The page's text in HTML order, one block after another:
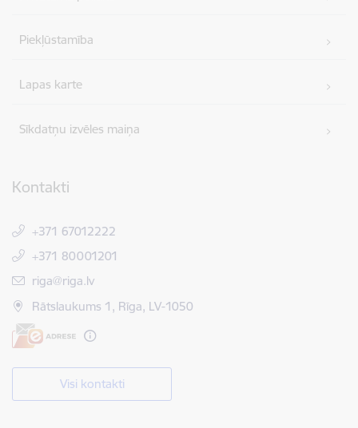
Piekļūstamība
Lapas karte
Sīkdatņu izvēles maiņa
Kontakti
+371 67012222
+371 80001201
E-pasts:
riga@riga.lv
Rātslaukums 1, Rīga, LV-1050
Visi kontakti